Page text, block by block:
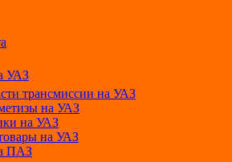
УАЗ
трансмиссии на УАЗ
на УАЗ
на УАЗ
на УАЗ
ПАЗ